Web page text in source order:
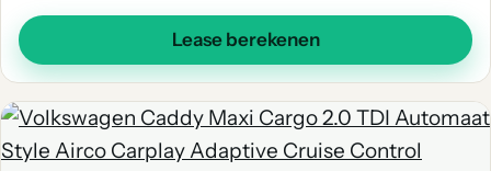
Lease berekenen